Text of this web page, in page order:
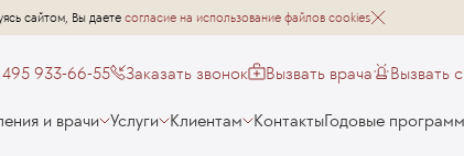
сайтом, Вы даете согласие на использование файлов cookies
495 933-66-55 Заказать звонок Вызвать врача Вызвать
и врачи Услуги Клиентам КонтактыГодовые